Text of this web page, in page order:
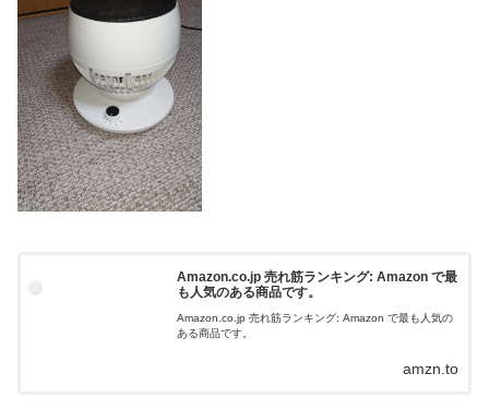
Amazon.co.jp 売れ筋ランキング: Amazon で最
も人気のある商品です。
Amazon.co.jp 売れ筋ランキング: Amazon で最も人気の
ある商品です。
amzn.to